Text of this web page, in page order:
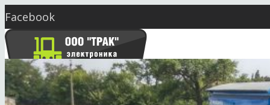
Facebook
Twitter
YouTube
Instagram